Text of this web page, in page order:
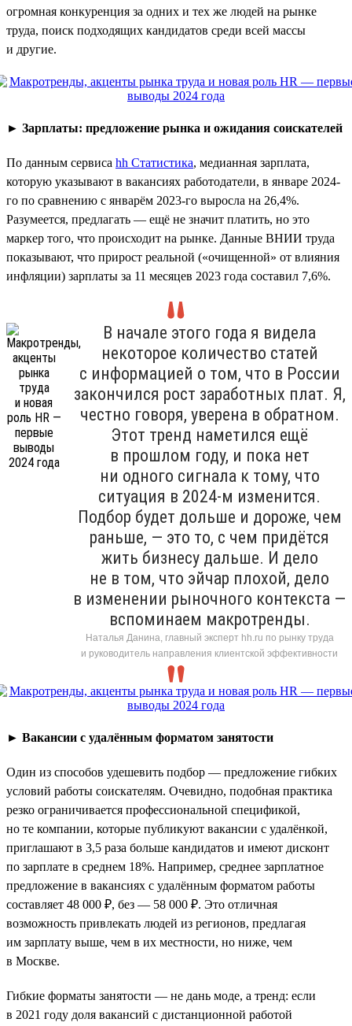
огромная конкуренция за одних и тех же людей на рынке
труда, поиск подходящих кандидатов среди всей массы
и другие.
► Зарплаты: предложение рынка и ожидания соискателей
По данным сервиса hh Статистика, медианная зарплата,
которую указывают в вакансиях работодатели, в январе 2024-
го по сравнению с январём 2023-го выросла на 26,4%.
Разумеется, предлагать — ещё не значит платить, но это
маркер того, что происходит на рынке. Данные ВНИИ труда
показывают, что прирост реальной («очищенной» от влияния
инфляции) зарплаты за 11 месяцев 2023 года составил 7,6%.
В начале этого года я видела
некоторое количество статей
с информацией о том, что в России
закончился рост заработных плат. Я,
честно говоря, уверена в обратном.
Этот тренд наметился ещё
в прошлом году, и пока нет
ни одного сигнала к тому, что
ситуация в 2024-м изменится.
Подбор будет дольше и дороже, чем
раньше, — это то, с чем придётся
жить бизнесу дальше. И дело
не в том, что эйчар плохой, дело
в изменении рыночного контекста —
вспоминаем макротренды.
Наталья Данина, главный эксперт hh.ru по рынку труда
и руководитель направления клиентской эффективности
► Вакансии с удалённым форматом занятости
Один из способов удешевить подбор — предложение гибких
условий работы соискателям. Очевидно, подобная практика
резко ограничивается профессиональной спецификой,
но те компании, которые публикуют вакансии с удалёнкой,
приглашают в 3,5 раза больше кандидатов и имеют дисконт
по зарплате в среднем 18%. Например, среднее зарплатное
предложение в вакансиях с удалённым форматом работы
составляет 48 000 ₽, без — 58 000 ₽. Это отличная
возможность привлекать людей из регионов, предлагая
им зарплату выше, чем в их местности, но ниже, чем
в Москве.
Гибкие форматы занятости — не дань моде, а тренд: если
в 2021 году доля вакансий с дистанционной работой